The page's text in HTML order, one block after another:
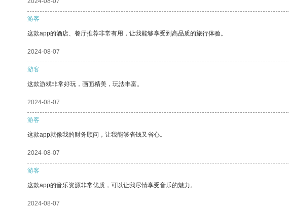
游客
这款app的酒店、餐厅推荐非常有用，让我能够享受到高品质的旅行体验。
2024-08-07
游客
这款游戏非常好玩，画面精美，玩法丰富。
2024-08-07
游客
这款app就像我的财务顾问，让我能够省钱又省心。
2024-08-07
游客
这款app的音乐资源非常优质，可以让我尽情享受音乐的魅力。
2024-08-07